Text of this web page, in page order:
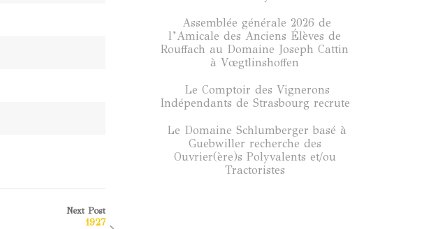
Next Post
1927
Assemblée générale 2026 de
l’Amicale des Anciens Élèves de
Rouffach au Domaine Joseph Cattin
à Vœgtlinshoffen
Le Comptoir des Vignerons
Indépendants de Strasbourg recrute
Le Domaine Schlumberger basé à
Guebwiller recherche des
Ouvrier(ère)s Polyvalents et/ou
Tractoristes